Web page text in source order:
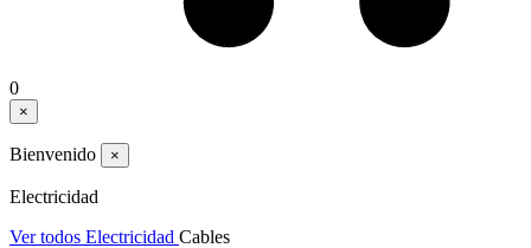
0
×
Bienvenido ×
Electricidad
Ver todos Electricidad Cables